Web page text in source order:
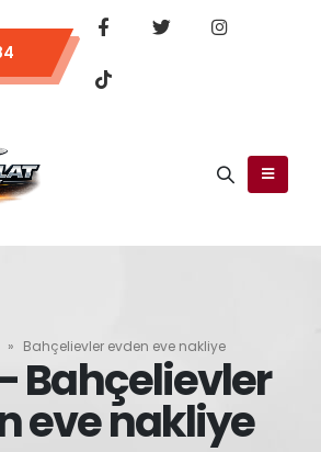
» Bahçelievler evden eve nakliye
Bahçelievler
eve nakliye